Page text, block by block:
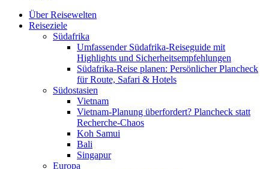
Über Reisewelten
Reiseziele
Südafrika
Umfassender Südafrika-Reiseguide mit
Highlights und Sicherheitsempfehlungen
Südafrika-Reise planen: Persönlicher Plancheck
für Route, Safari & Hotels
Südostasien
Vietnam
Vietnam-Planung überfordert? Plancheck statt
Recherche-Chaos
Koh Samui
Bali
Singapur
Europa